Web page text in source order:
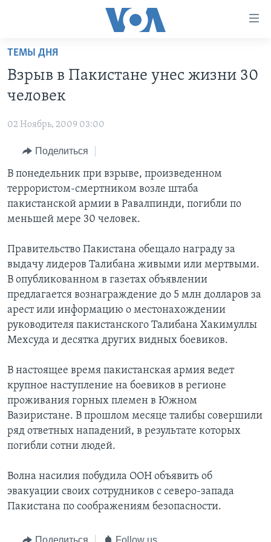
Перейти
основной
контент
навигации
Перейти
поиск
ПРОГРАММЫ
НОВОСТИ ЗА МИНУТУ
ИТОГИ
ПОЧЕМУ ЭТО ВАЖНО?
ДИСКУССИЯ VOA
ДЕТАЛИ
АМЕРИКА. БОЛЬШОЕ ПУТЕШЕСТВИЕ
УЧИМ АНГЛИЙСКИЙ
НАША АМЕРИКАНСКАЯ ИСТОРИЯ
А КАК В АМЕРИКЕ?
АРТЕФАКТЫ
АМЕРИКАНСКИЕ ГОРОДКИ
ЭКСПЕРТИЗА
ИНТЕРВЬЮ
ФАКТЫ ПРОТИВ ФЕЙКОВ
ЗА СВОБОДУ ПРЕССЫ
УЧИМ АНГЛИЙСКИЙ
ПОДПИСКА НА НОВОСТИ
Learning English
СОЦИАЛЬНЫЕ СЕТИ
Языки
ТЕМЫ ДНЯ
Взрыв в Пакистане унес жизни 30
человек
02 Ноябрь, 2009 03:00
Поделиться
В понедельник при взрыве, произведенном
террористом-смертником возле штаба
пакистанской армии в Равалпинди, погибли по
меньшей мере 30 человек.
Правительство Пакистана обещало награду за
выдачу лидеров Талибана живыми или мертвыми.
В опубликованном в газетах объявлении
предлагается вознаграждение до 5 млн долларов за
арест или информацию о местонахождении
руководителя пакистанского Талибана Хакимуллы
Мехсуда и десятка других видных боевиков.
В настоящее время пакистанская армия ведет
крупное наступление на боевиков в регионе
проживания горных племен в Южном
Вазиристане. В прошлом месяце талибы совершили
ряд ответных нападений, в результате которых
погибли сотни людей.
Волна насилия побудила ООН объявить об
эвакуации своих сотрудников с северо-запада
Пакистана по соображениям безопасности.
Поделиться Follow us